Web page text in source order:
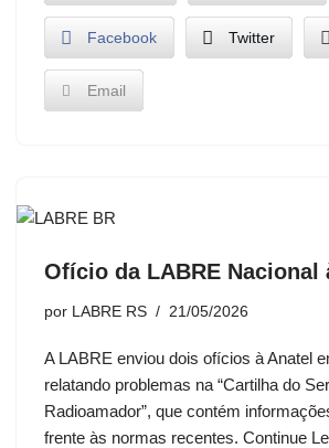
Facebook Twitter
Email
Ofício da LABRE Nacional
por LABRE RS 21/05/2026
A LABRE enviou dois ofícios à Anatel
relatando problemas na “Cartilha do
Radioamador”, que contém
frente às normas recentes. Continue